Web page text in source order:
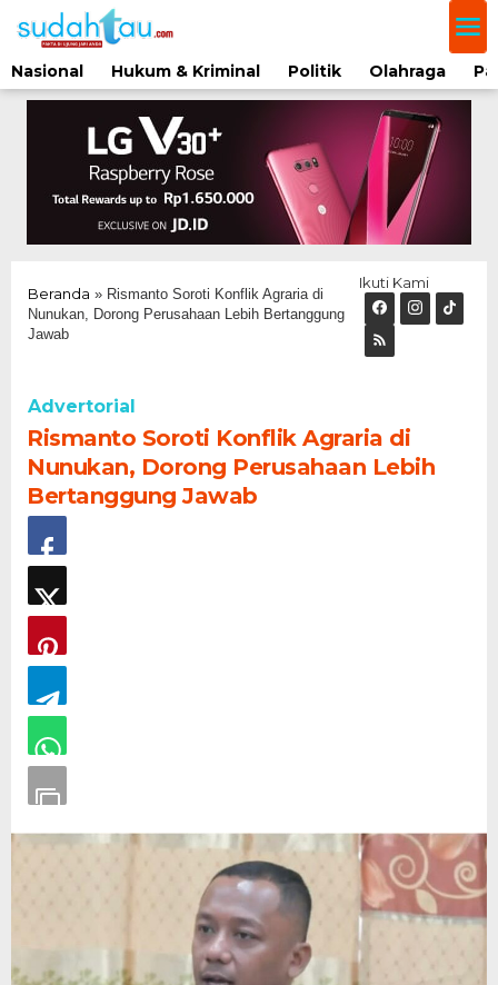
ke
konten
Nasional
Hukum & Kriminal Politik Olahraga
Beranda » Rismanto Soroti Konflik Agraria di
Nunukan, Dorong Perusahaan Lebih Bertanggung
Jawab
Ikuti Kami
Advertorial
Rismanto Soroti Konflik Agraria di
Nunukan, Dorong Perusahaan Lebih
Bertanggung Jawab